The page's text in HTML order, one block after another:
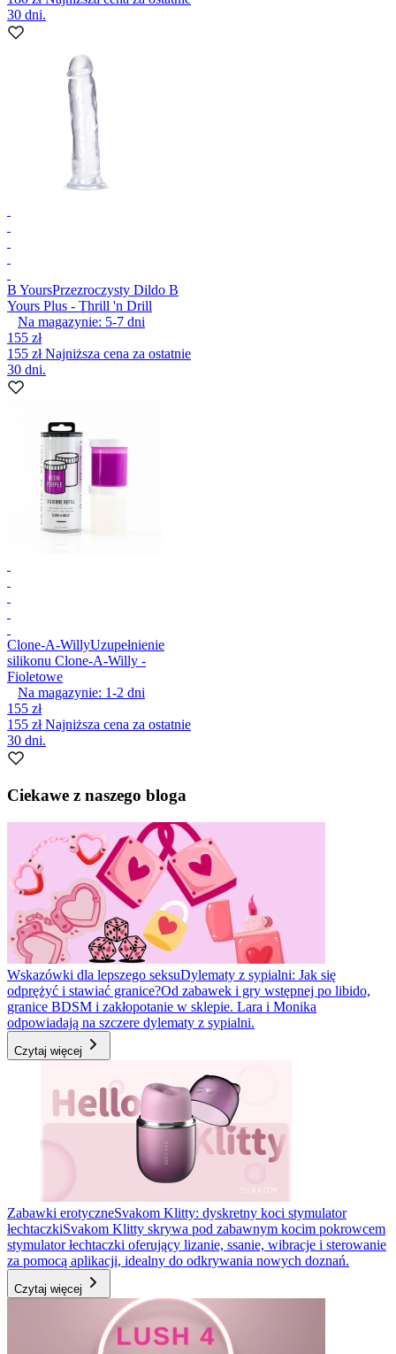
30 dni.
B YoursPrzezroczysty Dildo B
Yours Plus - Thrill 'n Drill
Na magazynie: 5-7 dni
155 zł
155 złNajniższa cena za ostatnie
30 dni.
Clone-A-WillyUzupełnienie
silikonu Clone-A-Willy -
Fioletowe
Na magazynie: 1-2 dni
155 zł
155 złNajniższa cena za ostatnie
30 dni.
Ciekawe z naszego bloga
Wskazówki dla lepszego seksuDylematy z sypialni: Jak się
odprężyć i stawiać granice?Od zabawek i gry wstępnej po libido,
granice BDSM i zakłopotanie w sklepie. Lara i Monika
odpowiadają na szczere dylematy z sypialni.
Czytaj więcej
Zabawki erotyczneSvakom Klitty: dyskretny koci stymulator
łechtaczkiSvakom Klitty skrywa pod zabawnym kocim pokrowcem
stymulator łechtaczki oferujący lizanie, ssanie, wibracje i sterowanie
za pomocą aplikacji, idealny do odkrywania nowych doznań.
Czytaj więcej